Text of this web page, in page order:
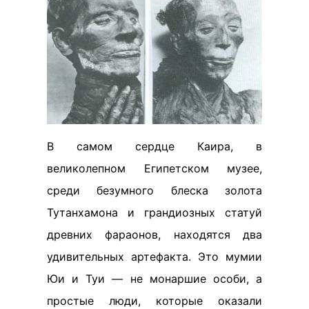
В самом сердце Каира, в
великолепном Египетском музее,
среди безумного блеска золота
Тутанхамона и грандиозных статуй
древних фараонов, находятся два
удивительных артефакта. Это мумии
Юи и Туи — не монаршие особи, а
простые люди, которые оказали